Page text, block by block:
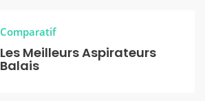
Comparatif
Les Meilleurs Aspirateurs
Balais